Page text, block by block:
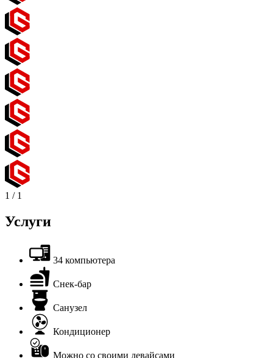
1 / 1
Услуги
34 компьютера
Снек-бар
Санузел
Кондиционер
Можно со своими девайсами